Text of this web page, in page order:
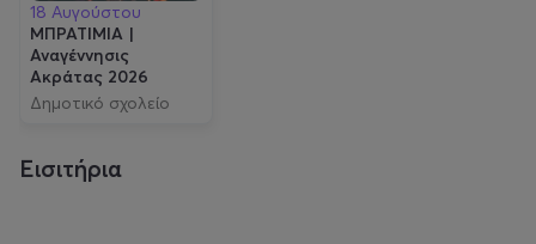
18 Αυγούστου
ΜΠΡΑΤΙΜΙΑ |
Αναγέννησις
Ακράτας 2026
Δημοτικό σχολείο
Εισιτήρια